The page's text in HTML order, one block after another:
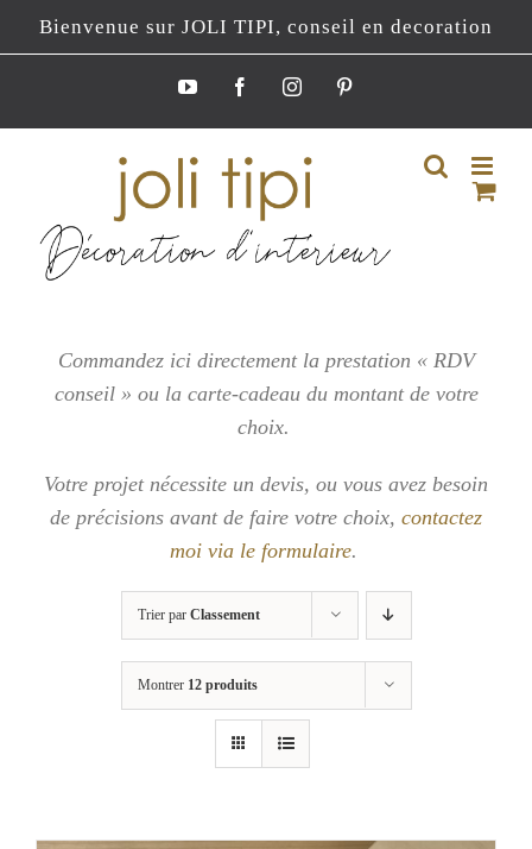
Passer
au
Bienvenue sur JOLI TIPI, conseil en decoration
YouTubeFacebookInstagramPinterest
Commandez ici directement la prestation « RDV
conseil » ou la carte-cadeau du montant de votre
choix.
Votre projet nécessite un devis, ou vous avez besoin
de précisions avant de faire votre choix, contactez
moi via le formulaire.
Trier par Classement
Montrer 12 produits